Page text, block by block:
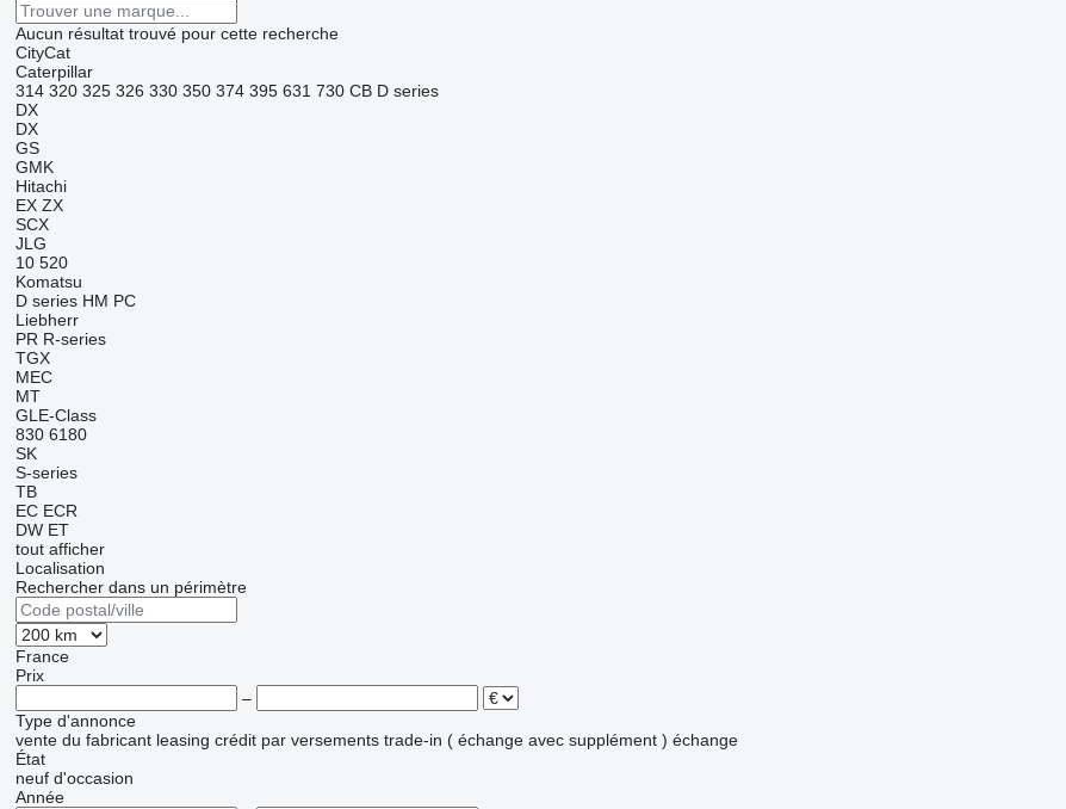
Aucun résultat trouvé pour cette recherche
CityCat
Caterpillar
314 320 325 326 330 350 374 395 631 730 CB D series
DX
DX
GS
GMK
Hitachi
EX ZX
SCX
JLG
10 520
Komatsu
D series HM PC
Liebherr
PR R-series
TGX
MEC
MT
GLE-Class
830 6180
SK
S-series
TB
EC ECR
DW ET
tout afficher
Localisation
Rechercher dans un périmètre
France
Prix
–
Type d'annonce
vente du fabricant leasing crédit par versements trade-in ( échange avec supplément ) échange
État
neuf d'occasion
Année